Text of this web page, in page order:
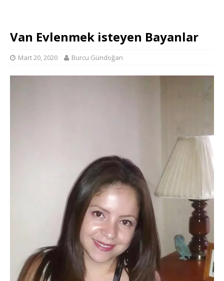
Van Evlenmek isteyen Bayanlar
Mart 20, 2020 Burcu Gündoğan